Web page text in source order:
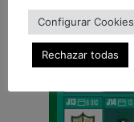
Configurar Cookies
Rechazar todas